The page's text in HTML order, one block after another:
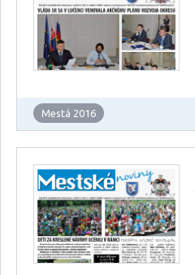
Mestá 2016